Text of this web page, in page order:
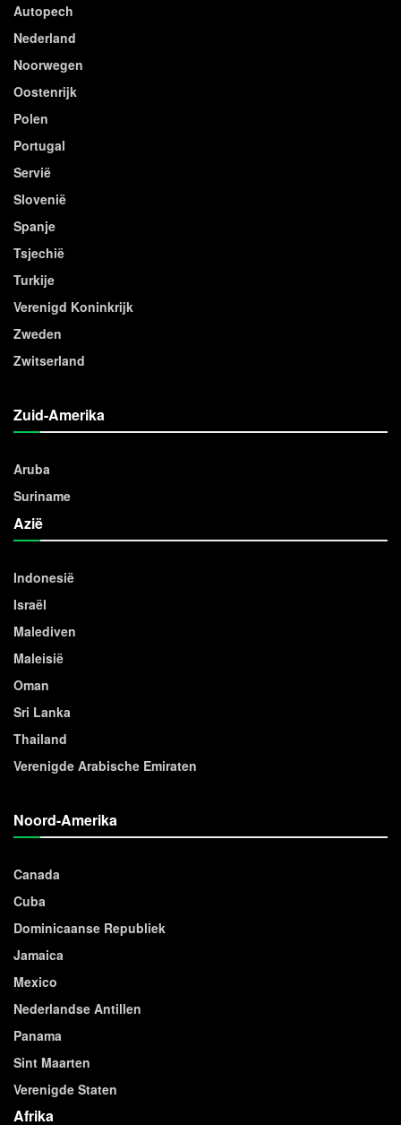
Autopech
Nederland
Noorwegen
Oostenrijk
Polen
Portugal
Servië
Slovenië
Spanje
Tsjechië
Turkije
Verenigd Koninkrijk
Zweden
Zwitserland
Zuid-Amerika
Aruba
Suriname
Azië
Indonesië
Israël
Malediven
Maleisië
Oman
Sri Lanka
Thailand
Verenigde Arabische Emiraten
Noord-Amerika
Canada
Cuba
Dominicaanse Republiek
Jamaica
Mexico
Nederlandse Antillen
Panama
Sint Maarten
Verenigde Staten
Afrika